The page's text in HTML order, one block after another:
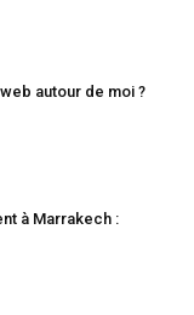
autour de moi ?
à Marrakech :